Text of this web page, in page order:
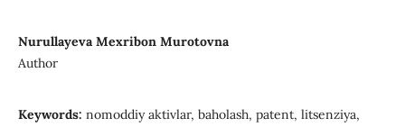
Nurullayeva Mexribon Murotovna
Author
Keywords: nomoddiy aktivlar, baholash, patent, litsenziya,